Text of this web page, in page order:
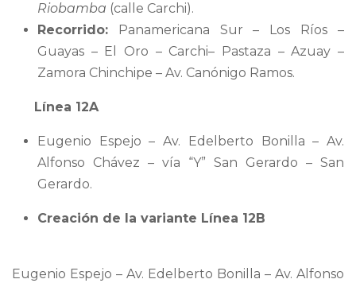
Riobamba (calle Carchi).
Recorrido: Panamericana Sur – Los Ríos –
Guayas – El Oro – Carchi– Pastaza – Azuay –
Zamora Chinchipe – Av. Canónigo Ramos.
Línea 12A
Eugenio Espejo – Av. Edelberto Bonilla – Av.
Alfonso Chávez – vía “Y” San Gerardo – San
Gerardo.
Creación de la variante Línea 12B
Eugenio Espejo – Av. Edelberto Bonilla – Av. Alfonso